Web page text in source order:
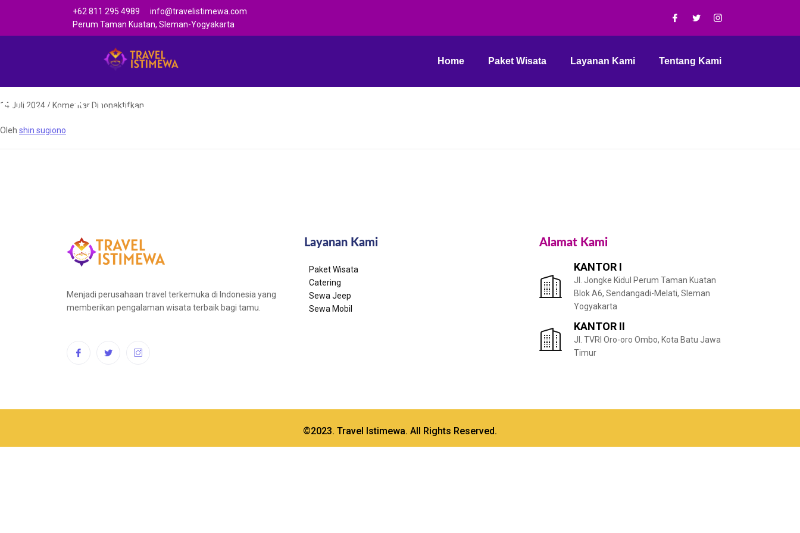
+62 811 295 4989
info@travelistimewa.com
Perum Taman Kuatan, Sleman-Yogyakarta
Home Paket Wisata Layanan Kami Tentang Kami
Bromo Sukapura Probolinggo
14 Juli 2024 / Komentar Dinonaktifkan
Oleh shin sugiono
Menjadi perusahaan travel terkemuka di Indonesia yang
memberikan pengalaman wisata terbaik bagi tamu.
Layanan Kami
Paket Wisata
Catering
Sewa Jeep
Sewa Mobil
Alamat Kami
KANTOR I
Jl. Jongke Kidul Perum Taman Kuatan
Blok A6, Sendangadi-Melati, Sleman
Yogyakarta
KANTOR II
Jl. TVRI Oro-oro Ombo, Kota Batu Jawa
Timur
©2023. Travel Istimewa. All Rights Reserved.